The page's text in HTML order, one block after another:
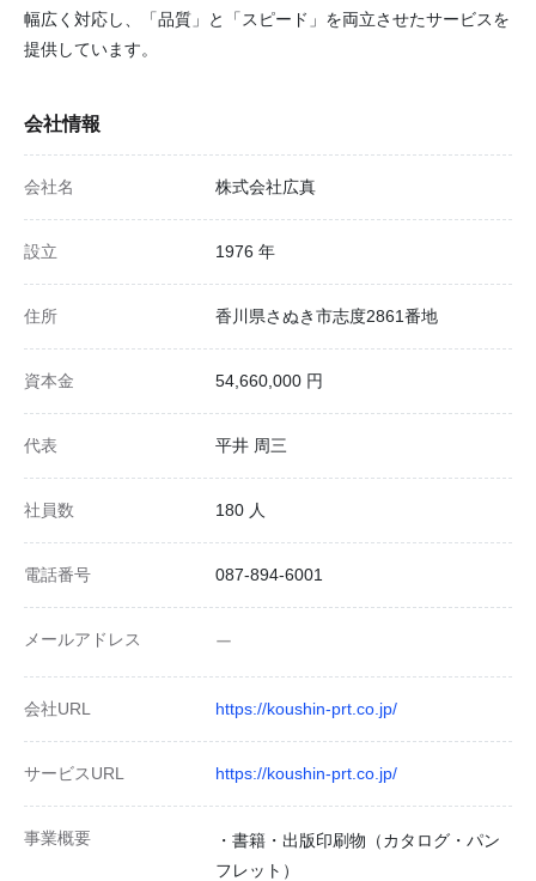
幅広く対応し、「品質」と「スピード」を両立させたサービスを
提供しています。
会社情報
会社名 株式会社広真
設立 1976 年
住所 香川県さぬき市志度2861番地
資本金 54,660,000 円
代表 平井 周三
社員数 180 人
電話番号 087-894-6001
メールアドレス ー
会社URL https://koushin-prt.co.jp/
サービスURL https://koushin-prt.co.jp/
事業概要
・書籍・出版印刷物（カタログ・パン
フレット）